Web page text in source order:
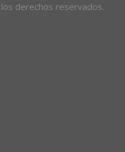
derechos reservados.